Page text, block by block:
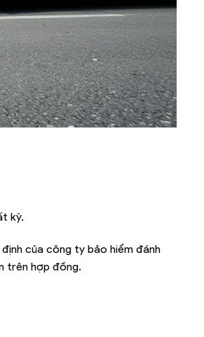
kỳ.
của công ty bảo hiểm đánh
trên hợp đồng.